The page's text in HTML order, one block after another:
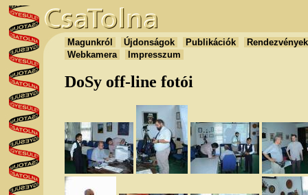
Magunkról Újdonságok Publikációk
Webkamera
Impresszum
DoSy off-line fotói